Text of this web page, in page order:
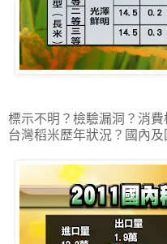
標示不明？檢驗漏洞？消費
台灣稻米歷年狀況？國內及